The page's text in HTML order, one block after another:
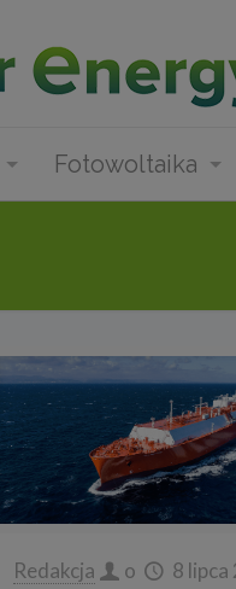
Fotowoltaika
Redakcja o 8 lipca